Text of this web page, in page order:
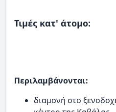
Τιμές κατ' άτομο:
Περιλαμβάνονται:
διαμονή στο